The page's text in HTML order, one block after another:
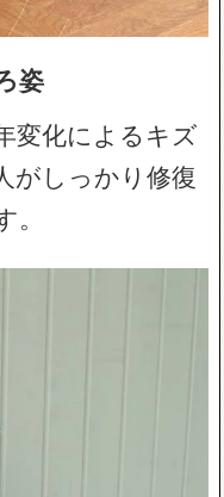
姿
変化によるキズ
がしっかり修復